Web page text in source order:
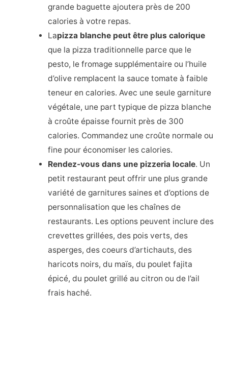
grande baguette ajoutera près de 200
calories à votre repas.
Lapizza blanche peut être plus calorique
que la pizza traditionnelle parce que le
pesto, le fromage supplémentaire ou l’huile
d’olive remplacent la sauce tomate à faible
teneur en calories. Avec une seule garniture
végétale, une part typique de pizza blanche
à croûte épaisse fournit près de 300
calories. Commandez une croûte normale ou
fine pour économiser les calories.
Rendez-vous dans une pizzeria locale. Un
petit restaurant peut offrir une plus grande
variété de garnitures saines et d’options de
personnalisation que les chaînes de
restaurants. Les options peuvent inclure des
crevettes grillées, des pois verts, des
asperges, des coeurs d’artichauts, des
haricots noirs, du maïs, du poulet fajita
épicé, du poulet grillé au citron ou de l’ail
frais haché.